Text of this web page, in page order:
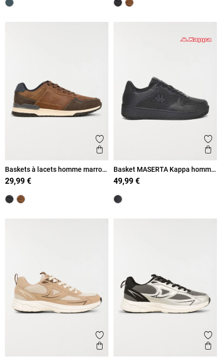
Ajouter aux favoris
Aperçu rapide
Baskets à lacets homme marron
(41-46)
29,99 €
Basket MASERTA Kappa homme
(40-46)
49,99 €
Ajouter aux favoris
Aperçu rapide